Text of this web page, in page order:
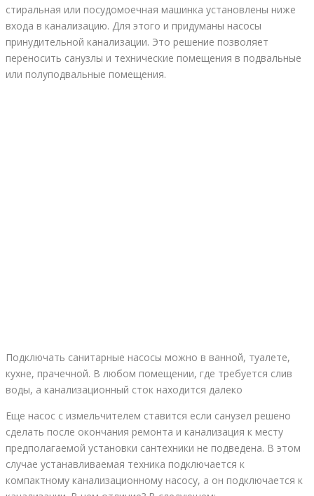
стиральная или посудомоечная машинка установлены ниже
входа в канализацию. Для этого и придуманы насосы
принудительной канализации. Это решение позволяет
переносить санузлы и технические помещения в подвальные
или полуподвальные помещения.
Подключать санитарные насосы можно в ванной, туалете,
кухне, прачечной. В любом помещении, где требуется слив
воды, а канализационный сток находится далеко
Еще насос с измельчителем ставится если санузел решено
сделать после окончания ремонта и канализация к месту
предполагаемой установки сантехники не подведена. В этом
случае устанавливаемая техника подключается к
компактному канализационному насосу, а он подключается к